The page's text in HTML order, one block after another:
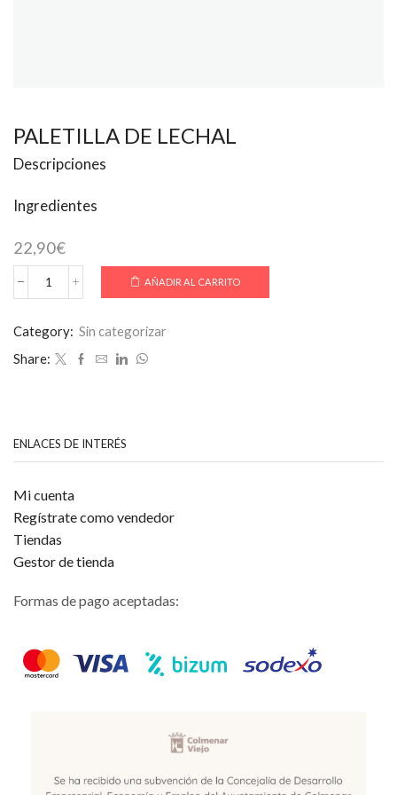
PALETILLA DE LECHAL
Descripciones
Ingredientes
22,90€
PALETILLA
cantidad
AÑADIR AL CARRITO
Category: Sin categorizar
Share:
ENLACES DE INTERÉS
Mi cuenta
Regístrate como vendedor
Tiendas
Gestor de tienda
Formas de pago aceptadas: